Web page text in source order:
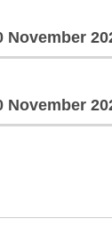
November